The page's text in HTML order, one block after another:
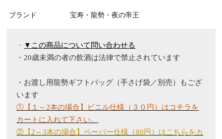
ブランド 宝寿・龍勢・夜の帝王
・ ▼この商品について問い合わせる
・20歳未満の者の飲酒は法律で禁止されています
・お渡し用龍勢ギフトバッグ（手さげ袋／別売）もござ
います
① 【 １～ 2本の場合 】
ビニル仕様（３０円）はコチラを
カートに入れて下さい。
② 【2 ～3本の場合 】ペーパー仕様（80円）はこちらをカ